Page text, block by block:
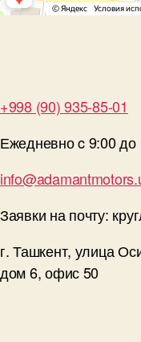
+998 (90) 935-85-01
Ежедневно c 9:00 до
Заявки на почту:
г. Ташкент, улица
дом 6, офис 50